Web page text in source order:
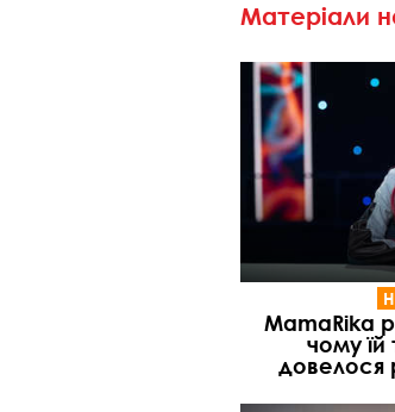
Матеріали
MamaRika
чому їй
довелося